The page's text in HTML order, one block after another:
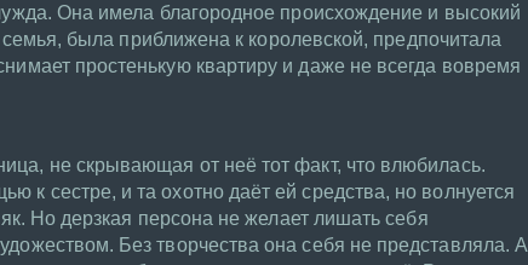
Она имела благородное происхождение и высокий
была приближена к королевской, предпочитала
простенькую квартиру и даже не всегда вовремя
не скрывающая от неё тот факт, что влюбилась.
сестре, и та охотно даёт ей средства, но волнуется
Но дерзкая персона не желает лишать себя
Без творчества она себя не представляла. А